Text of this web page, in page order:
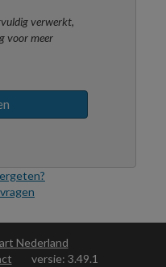
verwerkt,
voor meer
Nederland
versie: 3.49.1